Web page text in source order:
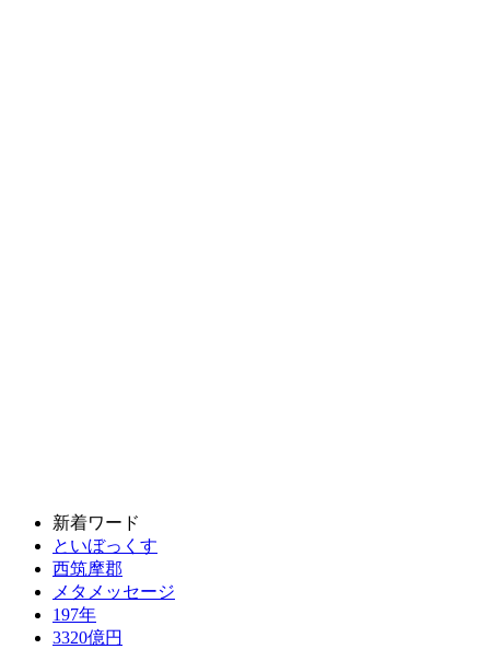
新着ワード
といぼっくす
西筑摩郡
メタメッセージ
197年
3320億円